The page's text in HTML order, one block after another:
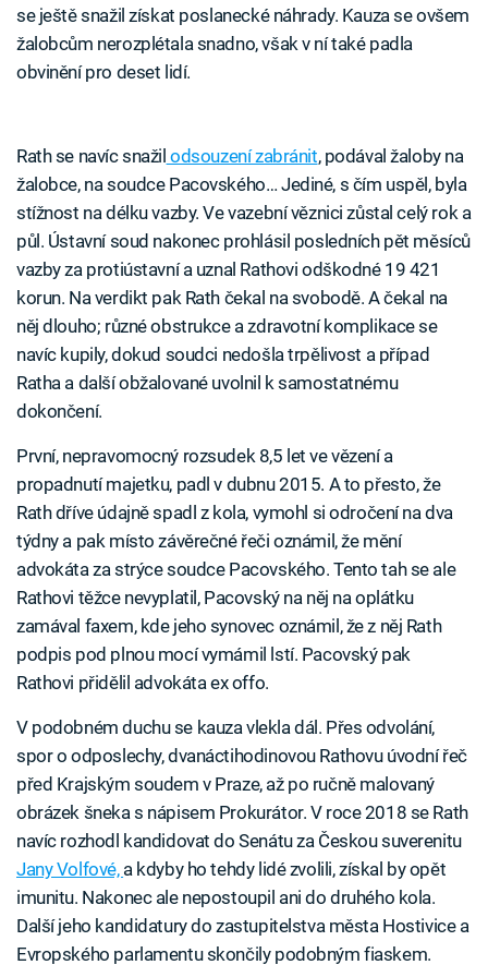
se ještě snažil získat poslanecké náhrady. Kauza se ovšem
žalobcům nerozplétala snadno, však v ní také padla
obvinění pro deset lidí.
Rath se navíc snažil odsouzení zabránit, podával žaloby na
žalobce, na soudce Pacovského… Jediné, s čím uspěl, byla
stížnost na délku vazby. Ve vazební věznici zůstal celý rok a
půl. Ústavní soud nakonec prohlásil posledních pět měsíců
vazby za protiústavní a uznal Rathovi odškodné 19 421
korun. Na verdikt pak Rath čekal na svobodě. A čekal na
něj dlouho; různé obstrukce a zdravotní komplikace se
navíc kupily, dokud soudci nedošla trpělivost a případ
Ratha a další obžalované uvolnil k samostatnému
dokončení.
První, nepravomocný rozsudek 8,5 let ve vězení a
propadnutí majetku, padl v dubnu 2015. A to přesto, že
Rath dříve údajně spadl z kola, vymohl si odročení na dva
týdny a pak místo závěrečné řeči oznámil, že mění
advokáta za strýce soudce Pacovského. Tento tah se ale
Rathovi těžce nevyplatil, Pacovský na něj na oplátku
zamával faxem, kde jeho synovec oznámil, že z něj Rath
podpis pod plnou mocí vymámil lstí. Pacovský pak
Rathovi přidělil advokáta ex offo.
V podobném duchu se kauza vlekla dál. Přes odvolání,
spor o odposlechy, dvanáctihodinovou Rathovu úvodní řeč
před Krajským soudem v Praze, až po ručně malovaný
obrázek šneka s nápisem Prokurátor. V roce 2018 se Rath
navíc rozhodl kandidovat do Senátu za Českou suverenitu
Jany Volfové, a kdyby ho tehdy lidé zvolili, získal by opět
imunitu. Nakonec ale nepostoupil ani do druhého kola.
Další jeho kandidatury do zastupitelstva města Hostivice a
Evropského parlamentu skončily podobným fiaskem.